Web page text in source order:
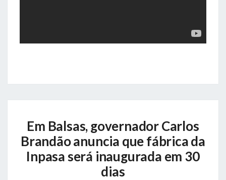
Balsas,
governador
Carlos
Brandão
anuncia
Em Balsas, governador Carlos
Brandão anuncia que fábrica da
Inpasa será inaugurada em 30
dias